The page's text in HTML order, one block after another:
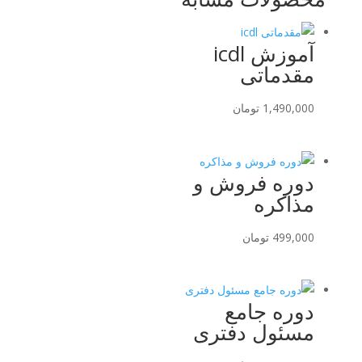
آموزش icdl
مقدماتی
1,490,000 تومان
دوره فروش و
مذاکره
499,000 تومان
دوره جامع
مسئول دفتری